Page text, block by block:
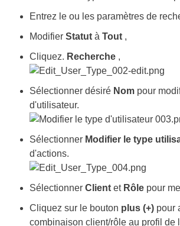
Entrez le ou les paramètres de
Modifier Statut à Tout ,
Cliquez. Recherche ,
Sélectionner désiré Nom pour
d'utilisateur.
Sélectionner Modifier le type
d'actions.
Sélectionner Client et Rôle pour
Cliquez sur le bouton plus (+) pour
combinaison client/rôle au profil de